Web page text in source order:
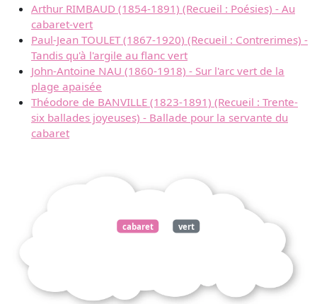
Arthur RIMBAUD (1854-1891) (Recueil : Poésies) - Au
cabaret-vert
Paul-Jean TOULET (1867-1920) (Recueil : Contrerimes) -
Tandis qu'à l'argile au flanc vert
John-Antoine NAU (1860-1918) - Sur l'arc vert de la
plage apaisée
Théodore de BANVILLE (1823-1891) (Recueil : Trente-
six ballades joyeuses) - Ballade pour la servante du
cabaret
cabaret vert